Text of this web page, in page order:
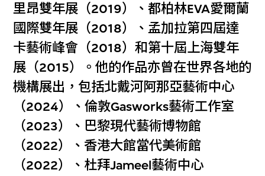
里昂雙年展（2019）、都柏林EVA愛爾蘭
國際雙年展（2018）、孟加拉第四屆達
卡藝術峰會（2018）和第十屆上海雙年
展（2015）。他的作品亦曾在世界各地的
機構展出，包括北戴河阿那亞藝術中心
（2024）、倫敦Gasworks藝術工作室
（2023）、巴黎現代藝術博物館
（2022）、香港大館當代美術館
（2022）、杜拜Jameel藝術中心